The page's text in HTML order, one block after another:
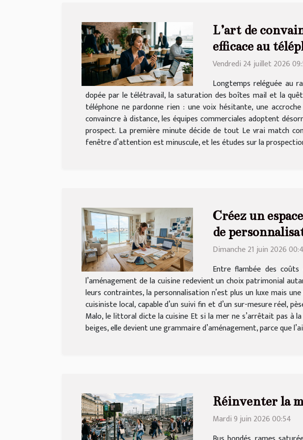
L’art de
efficace au
Vendredi 24 juillet 2026
Longtemps reléguée au
dopée par le télétravail, la saturation des boîtes mail et la
téléphone ne pardonne rien : une voix hésitante, une
convaincre à distance, les équipes commerciales adoptent
prospect. La première minute décide de tout Le vrai match
fenêtre d’attention est minuscule, et les études sur la
Créez un
de
Dimanche 21 juin 2026
Entre flambée des
l’aménagement de la cuisine redevient un choix patrimonial
leurs contraintes, la personnalisation n’est plus un luxe mais
cuisiniste local, capable d’un suivi fin et d’un sur-mesure réel,
Malo, le littoral dicte la cuisine Et si la mer ne s’arrêtait pas à
beiges, elle devient une grammaire d’aménagement, parce que
Réinventer la
Mardi 9 juin 2026 00:54